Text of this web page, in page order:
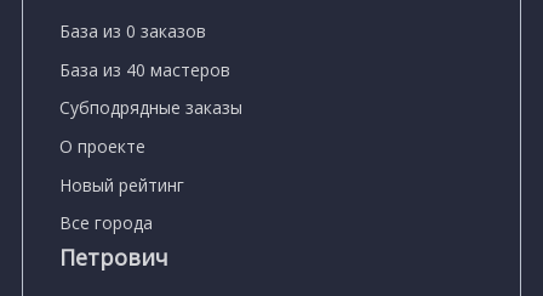
База из 0 заказов
База из 40 мастеров
Субподрядные заказы
О проекте
Новый рейтинг
Все города
Петрович